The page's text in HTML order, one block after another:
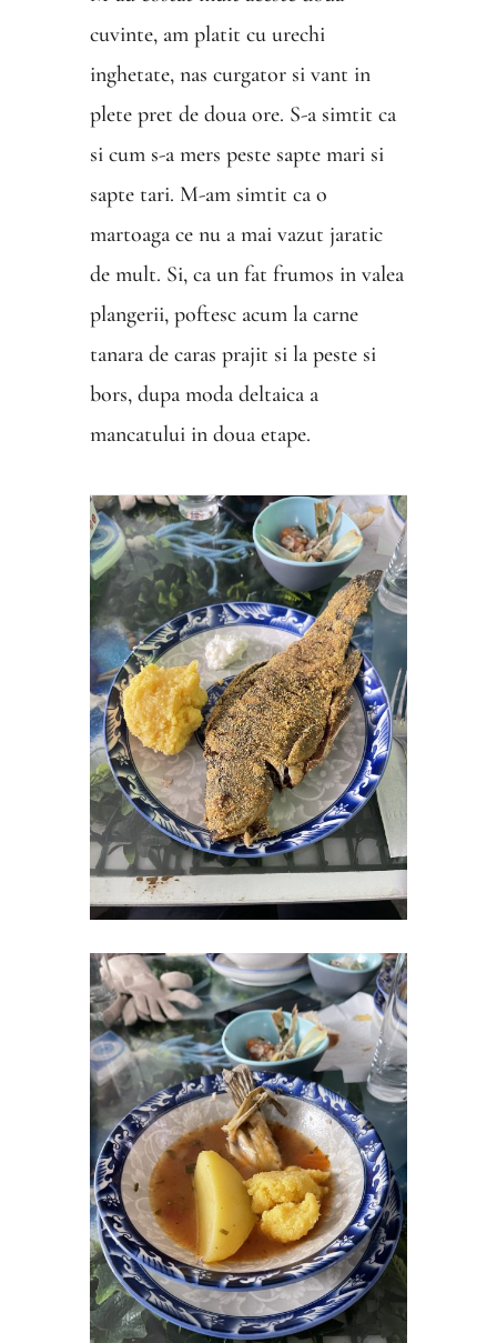
cuvinte, am platit cu urechi
inghetate, nas curgator si vant in
plete pret de doua ore. S-a simtit ca
si cum s-a mers peste sapte mari si
sapte tari. M-am simtit ca o
martoaga ce nu a mai vazut jaratic
de mult. Si, ca un fat frumos in valea
plangerii, poftesc acum la carne
tanara de caras prajit si la peste si
bors, dupa moda deltaica a
mancatului in doua etape.